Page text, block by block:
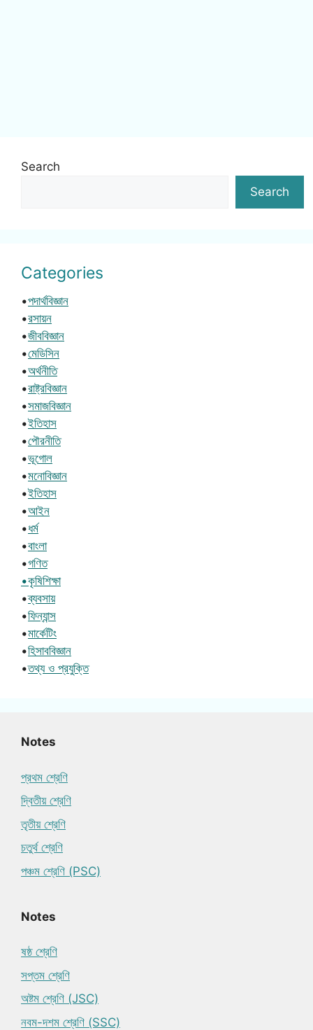
Search
Search
Categories
•পদার্থবিজ্ঞান
•রসায়ন
•জীববিজ্ঞান
•মেডিসিন
•অর্থনীতি
•রাষ্ট্রবিজ্ঞান
•সমাজবিজ্ঞান
•ইতিহাস
•পৌরনীতি
•ভূগোল
•মনোবিজ্ঞান
•ইতিহাস
•আইন
•ধর্ম
•বাংলা
•গণিত
•কৃষিশিক্ষা
•ব্যবসায়
•ফিন্যান্স
•মার্কেটিং
•হিসাববিজ্ঞান
•তথ্য ও প্রযুক্তি
Notes
প্রথম শ্রেণি
দ্বিতীয় শ্রেণি
তৃতীয় শ্রেণি
চতুর্থ শ্রেণি
পঞ্চম শ্রেণি (PSC)
Notes
ষষ্ঠ শ্রেণি
সপ্তম শ্রেণি
অষ্টম শ্রেণি (JSC)
নবম-দশম শ্রেণি (SSC)